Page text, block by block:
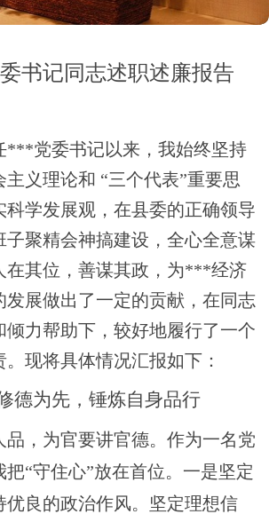
书记同志述职述廉报告
***党委书记以来，我始终坚持
主义理论和 “三个代表”重要思
科学发展观，在县委的正确领导
子聚精会神搞建设，全心全意谋
在其位，善谋其政，为***经济
发展做出了一定的贡献，在同志
倾力帮助下，较好地履行了一个
现将具体情况汇报如下：
德为先，锤炼自身品行
品，为官要讲官德。作为一名党
把“守住心”放在首位。 一是坚定
良的政治作风。 坚定理想信